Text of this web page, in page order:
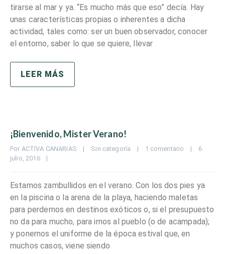
tirarse al mar y ya. “Es mucho más que eso” decía. Hay
unas características propias o inherentes a dicha
actividad, tales como: ser un buen observador, conocer
el entorno, saber lo que se quiere, llevar
LEER MÁS
¡Bienvenido, Mister Verano!
Por ACTIVA CANARIAS | Sin categoría | 1 comentario |
6
julio, 2016 |
Estamos zambullidos en el verano. Con los dos pies ya
en la piscina o la arena de la playa, haciendo maletas
para perdernos en destinos exóticos o, si el presupuesto
no da para mucho, para irnos al pueblo (o de acampada);
y ponernos el uniforme de la época estival que, en
muchos casos, viene siendo